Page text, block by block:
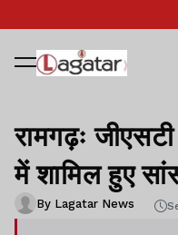
रामगढ़ः
में शामिल हुए
By Lagatar News